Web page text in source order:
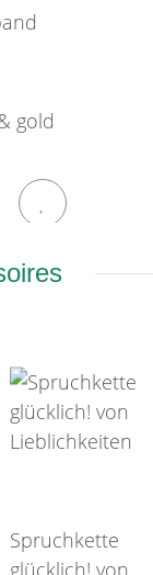
gold
Spruchkette
glücklich! von